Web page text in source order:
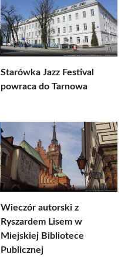
Starówka Jazz Festival
powraca do Tarnowa
Wieczór autorski z
Ryszardem Lisem w
Miejskiej Bibliotece
Publicznej